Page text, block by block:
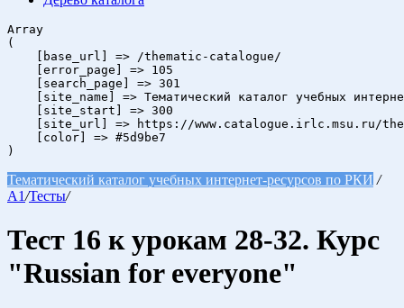
Array
(
    [base_url] => /thematic-catalogue/
    [error_page] => 105
    [search_page] => 301
[site_name] => Тематический каталог учебных
    [site_start] => 300
[site_url] => https://www.catalogue.irlc.msu.ru/
    [color] => #5d9be7
Тематический каталог учебных интернет-ресурсов по РКИ /
A1/Тесты/
Тест 16 к урокам 28-32. Курс
"Russian for everyone"